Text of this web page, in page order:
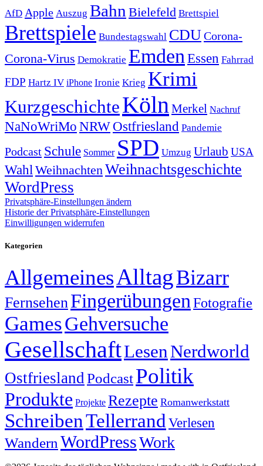
AfD Apple Auszug Bahn Bielefeld Brettspiel
Brettspiele Bundestagswahl CDUCorona-
Corona-Virus Demokratie Emden Essen Fahrrad
FDP Hartz IV iPhone Ironie Krieg Krimi
KurzgeschichteKöln Merkel Nachruf
NaNoWriMo NRWOstfriesland Pandemie
Podcast Schule Sommer SPD Umzug Urlaub USA
Wahl Weihnachten Weihnachtsgeschichte
WordPress
Privatsphäre-Einstellungen ändern
Historie der Privatsphäre-Einstellungen
Einwilligungen widerrufen
Kategorien
AllgemeinesAlltagBizarr
FernsehenFingerübungen Fotografie
GamesGehversuche
GesellschaftLesenNerdworld
OstfrieslandPodcastPolitik
Produkte Projekte Rezepte Romanwerkstatt
SchreibenTellerrand Verlesen
Wandern WordPressWork